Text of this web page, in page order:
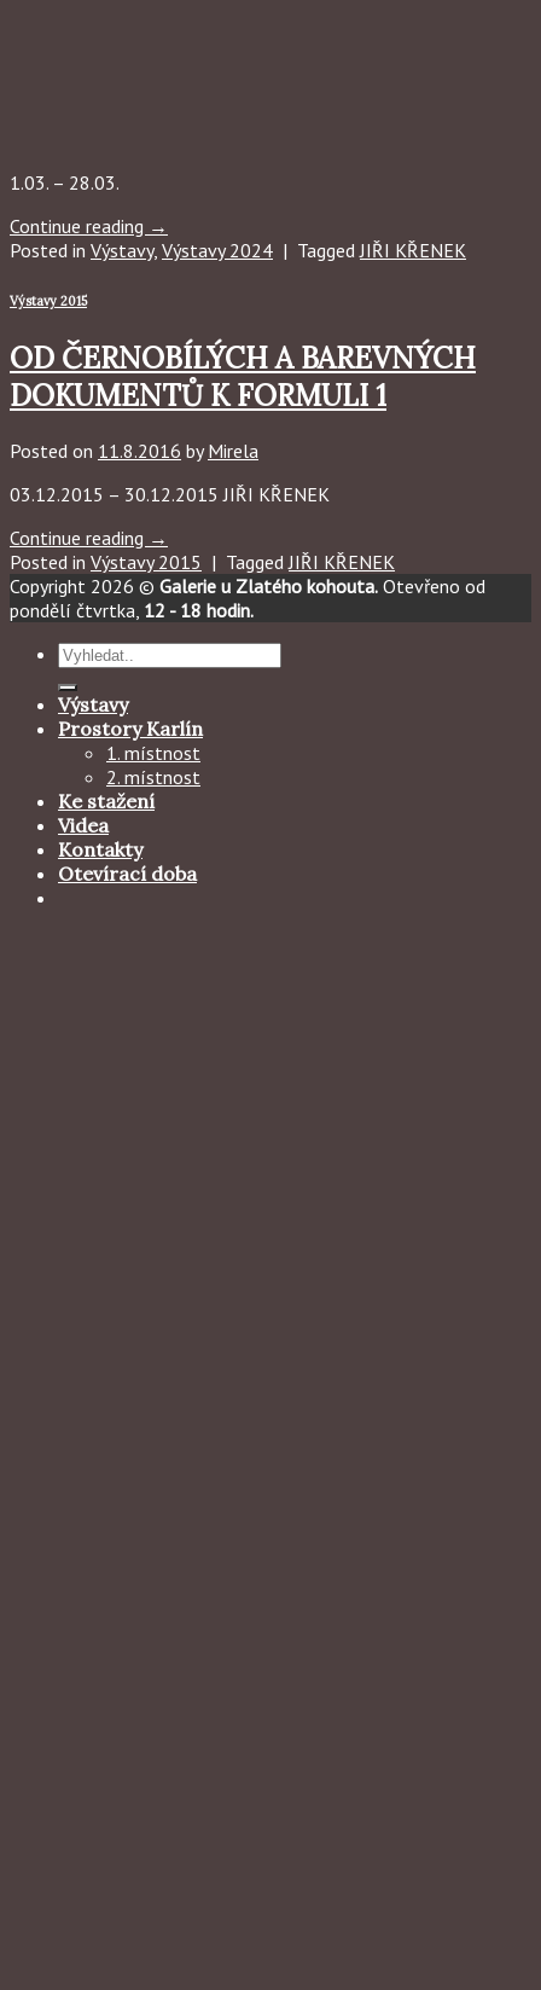
1.03. – 28.03.
Continue reading →
Posted in Výstavy, Výstavy 2024 | Tagged JIŘI KŘENEK
Výstavy 2015
OD ČERNOBÍLÝCH A BAREVNÝCH
DOKUMENTŮ K FORMULI 1
Posted on 11.8.2016 byMirela
03.12.2015 – 30.12.2015 JIŘI KŘENEK
Continue reading →
Posted in Výstavy 2015 | Tagged JIŘI KŘENEK
Copyright 2026 © Galerie u Zlatého kohouta. Otevřeno od
pondělí čtvrtka, 12 - 18 hodin.
Hledat:
Výstavy
Prostory Karlín
1. místnost
2. místnost
Ke stažení
Videa
Kontakty
Otevírací doba